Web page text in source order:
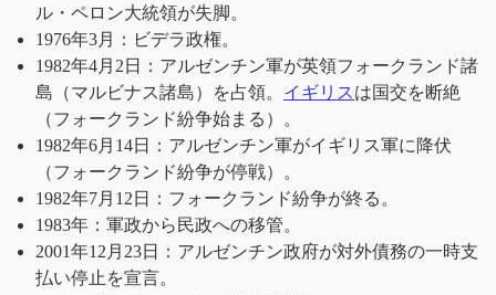
ル・ペロン大統領が失脚。
1976年3月：ビデラ政権。
1982年4月2日：アルゼンチン軍が英領フォークランド諸
島（マルビナス諸島）を占領。 イギリスは国交を断絶
（フォークランド紛争始まる）。
1982年6月14日：アルゼンチン軍がイギリス軍に降伏
（フォークランド紛争が停戦）。
1982年7月12日：フォークランド紛争が終る。
1983年：軍政から民政への移管。
2001年12月23日：アルゼンチン政府が対外債務の一時支
払い停止を宣言。